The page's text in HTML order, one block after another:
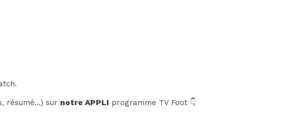
résumé...) sur notre APPLI programme TV Foot 👇